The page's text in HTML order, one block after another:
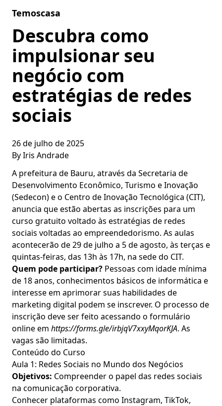
Temoscasa
Descubra como
impulsionar seu
negócio com
estratégias de redes
sociais
26 de julho de 2025
ByIris Andrade
A prefeitura de Bauru, através da Secretaria de
Desenvolvimento Econômico, Turismo e Inovação
(Sedecon) e o Centro de Inovação Tecnológica (CIT),
anuncia que estão abertas as inscrições para um
curso gratuito voltado às estratégias de redes
sociais voltadas ao empreendedorismo. As aulas
acontecerão de 29 de julho a 5 de agosto, às terças e
quintas-feiras, das 13h às 17h, na sede do CIT.
Quem pode participar? Pessoas com idade mínima
de 18 anos, conhecimentos básicos de informática e
interesse em aprimorar suas habilidades de
marketing digital podem se inscrever. O processo de
inscrição deve ser feito acessando o formulário
online em https://forms.gle/irbjqV7xxyMqorKJA. As
vagas são limitadas.
Conteúdo do Curso
Aula 1: Redes Sociais no Mundo dos Negócios
Objetivos: Compreender o papel das redes sociais
na comunicação corporativa.
Conhecer plataformas como Instagram, TikTok,